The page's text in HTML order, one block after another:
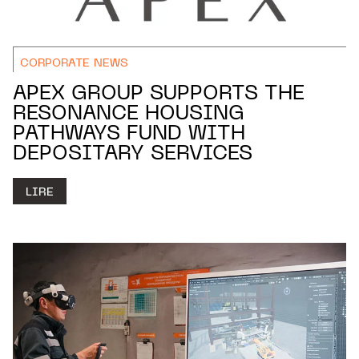
CORPORATE NEWS
APEX GROUP SUPPORTS THE
RESONANCE HOUSING
PATHWAYS FUND WITH
DEPOSITARY SERVICES
LIRE